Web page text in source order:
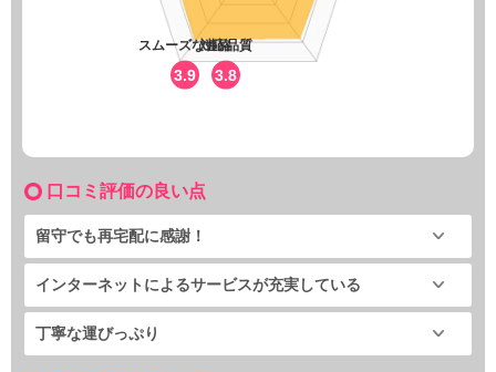
対応品質
3.8
スムーズな連絡
3.9
口コミ評価の良い点
留守でも再宅配に感謝！
インターネットによるサービスが充実している
丁寧な運びっぷり